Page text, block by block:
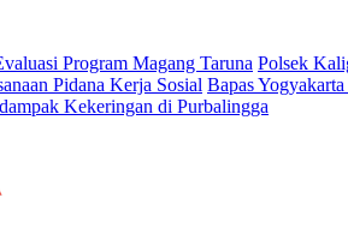
Program Magang Taruna Polsek
Pidana Kerja Sosial Bapas
Kekeringan di Purbalingga